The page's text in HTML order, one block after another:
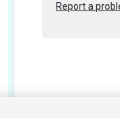
Report a